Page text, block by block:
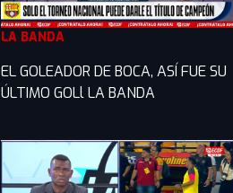
LA BANDA
EL GOLEADOR DE BOCA, ASÍ FUE SU
ÚLTIMO GOLl LA BANDA